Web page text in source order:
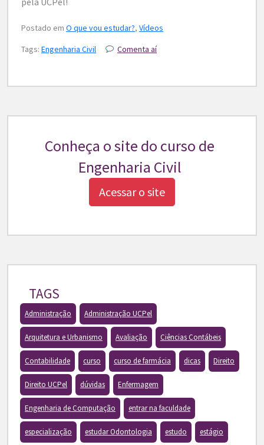
Postado em O que vou estudar?, Vídeos
Tags: Engenharia Civil Comenta aí
Conheça o site do curso de
Engenharia Civil
Acessar o site
TAGS
Administração Administração UCPel
Arquitetura e Urbanismo Avaliação Ciências Contábeis
Contabilidade curso curso de farmácia dicas Direito
Direito UCPel dúvidas Enfermagem
Engenharia de Computação entrar na faculdade
especialização estudar Odontologia estudo estágio